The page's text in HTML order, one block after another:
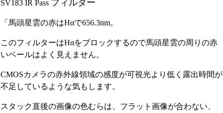
SV183 IR Pass フィルター
「馬頭星雲の赤はHαで656.3nm。
このフィルターはHαをブロックするので馬頭星雲の周りの赤
いベールはよく見えません。
CMOSカメラの赤外線領域の感度が可視光より低く露出時間が
不足しているような気もします。
スタック直後の画像の色むらは、フラット画像が合わない、